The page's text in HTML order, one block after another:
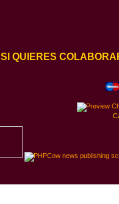
SI QUIERES